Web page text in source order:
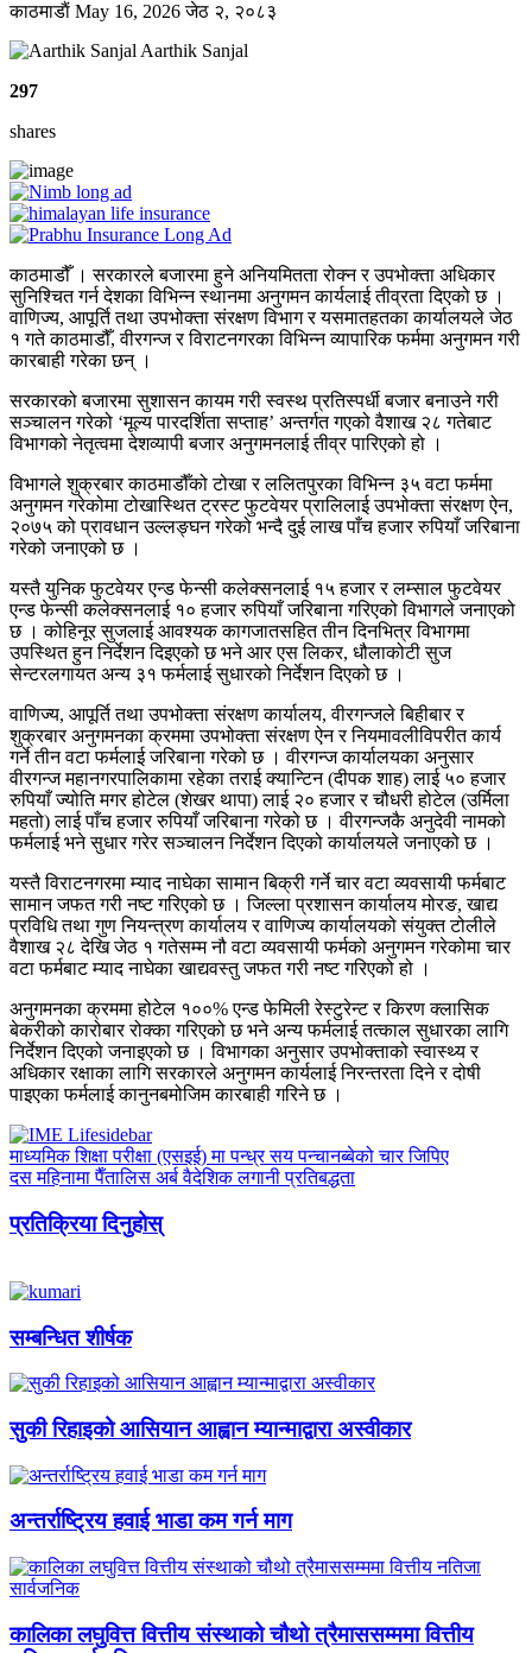
काठमाडाैं May 16, 2026जेठ २, २०८३
Aarthik Sanjal
297
shares
काठमाडौँ । सरकारले बजारमा हुने अनियमितता रोक्न र उपभोक्ता अधिकार
सुनिश्चित गर्न देशका विभिन्न स्थानमा अनुगमन कार्यलाई तीव्रता दिएको छ ।
वाणिज्य, आपूर्ति तथा उपभोक्ता संरक्षण विभाग र यसमातहतका कार्यालयले जेठ
१ गते काठमाडौँ, वीरगन्ज र विराटनगरका विभिन्न व्यापारिक फर्ममा अनुगमन गरी
कारबाही गरेका छन् ।
सरकारको बजारमा सुशासन कायम गरी स्वस्थ प्रतिस्पर्धी बजार बनाउने गरी
सञ्चालन गरेको ‘मूल्य पारदर्शिता सप्ताह’ अन्तर्गत गएको वैशाख २८ गतेबाट
विभागको नेतृत्वमा देशव्यापी बजार अनुगमनलाई तीव्र पारिएको हो ।
विभागले शुक्रबार काठमाडौँको टोखा र ललितपुरका विभिन्न ३५ वटा फर्ममा
अनुगमन गरेकोमा टोखास्थित ट्रस्ट फुटवेयर प्रालिलाई उपभोक्ता संरक्षण ऐन,
२०७५ को प्रावधान उल्लङ्घन गरेको भन्दै दुई लाख पाँच हजार रुपियाँ जरिबाना
गरेको जनाएको छ ।
यस्तै युनिक फुटवेयर एन्ड फेन्सी कलेक्सनलाई १५ हजार र लम्साल फुटवेयर
एन्ड फेन्सी कलेक्सनलाई १० हजार रुपियाँ जरिबाना गरिएको विभागले जनाएको
छ । कोहिनूर सुजलाई आवश्यक कागजातसहित तीन दिनभित्र विभागमा
उपस्थित हुन निर्देशन दिइएको छ भने आर एस लिकर, धौलाकोटी सुज
सेन्टरलगायत अन्य ३१ फर्मलाई सुधारको निर्देशन दिएको छ ।
वाणिज्य, आपूर्ति तथा उपभोक्ता संरक्षण कार्यालय, वीरगन्जले बिहीबार र
शुक्रबार अनुगमनका क्रममा उपभोक्ता संरक्षण ऐन र नियमावलीविपरीत कार्य
गर्ने तीन वटा फर्मलाई जरिबाना गरेको छ । वीरगन्ज कार्यालयका अनुसार
वीरगन्ज महानगरपालिकामा रहेका तराई क्यान्टिन (दीपक शाह) लाई ५० हजार
रुपियाँ ज्योति मगर होटेल (शेखर थापा) लाई २० हजार र चौधरी होटेल (उर्मिला
महतो) लाई पाँच हजार रुपियाँ जरिबाना गरेको छ । वीरगन्जकै अनुदेवी नामको
फर्मलाई भने सुधार गरेर सञ्चालन निर्देशन दिएको कार्यालयले जनाएको छ ।
यस्तै विराटनगरमा म्याद नाघेका सामान बिक्री गर्ने चार वटा व्यवसायी फर्मबाट
सामान जफत गरी नष्ट गरिएको छ । जिल्ला प्रशासन कार्यालय मोरङ, खाद्य
प्रविधि तथा गुण नियन्त्रण कार्यालय र वाणिज्य कार्यालयको संयुक्त टोलीले
वैशाख २८ देखि जेठ १ गतेसम्म नौ वटा व्यवसायी फर्मको अनुगमन गरेकोमा चार
वटा फर्मबाट म्याद नाघेका खाद्यवस्तु जफत गरी नष्ट गरिएको हो ।
अनुगमनका क्रममा होटेल १००% एन्ड फेमिली रेस्टुरेन्ट र किरण क्लासिक
बेकरीको कारोबार रोक्का गरिएको छ भने अन्य फर्मलाई तत्काल सुधारका लागि
निर्देशन दिएको जनाइएको छ । विभागका अनुसार उपभोक्ताको स्वास्थ्य र
अधिकार रक्षाका लागि सरकारले अनुगमन कार्यलाई निरन्तरता दिने र दोषी
पाइएका फर्मलाई कानुनबमोजिम कारबाही गरिने छ ।
माध्यमिक शिक्षा परीक्षा (एसइई) मा पन्ध्र सय पन्चानब्बेको चार जिपिए
दस महिनामा पैँतालिस अर्ब वैदेशिक लगानी प्रतिबद्धता
प्रतिक्रिया दिनुहोस्
सम्बन्धित शीर्षक
सुकी रिहाइको आसियान आह्वान म्यान्माद्वारा अस्वीकार
अन्तर्राष्ट्रिय हवाई भाडा कम गर्न माग
कालिका लघुवित्त वित्तीय संस्थाको चौथो त्रैमाससम्ममा वित्तीय